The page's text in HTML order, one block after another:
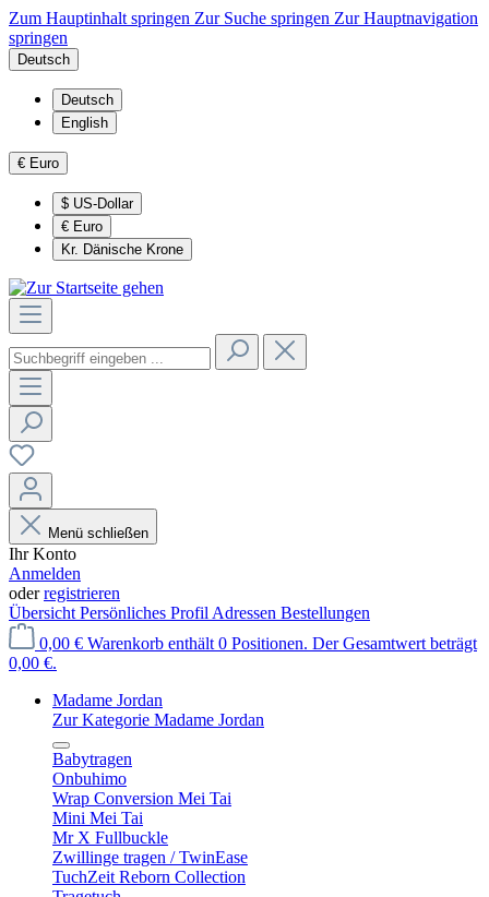
Zum Hauptinhalt springen Zur Suche springen Zur Hauptnavigation
springen
Deutsch
Deutsch
English
€ Euro
$ US-Dollar
€ Euro
Kr. Dänische Krone
Menü schließen
Ihr Konto
Anmelden
oderregistrieren
Übersicht Persönliches Profil Adressen Bestellungen
0,00 € Warenkorb enthält 0 Positionen. Der Gesamtwert beträgt
0,00 €.
Madame Jordan
Zur Kategorie Madame Jordan
Babytragen
Onbuhimo
Wrap Conversion Mei Tai
Mini Mei Tai
Mr X Fullbuckle
Zwillinge tragen / TwinEase
TuchZeit Reborn Collection